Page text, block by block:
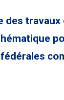
des travaux